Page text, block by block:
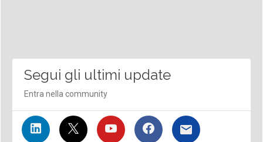
Segui gli ultimi update
Entra nella community